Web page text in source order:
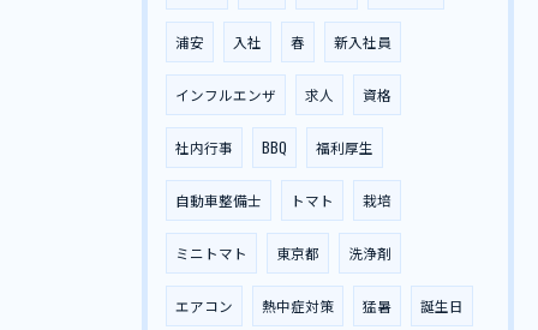
浦安 入社 春 新入社員
インフルエンザ 求人 資格
社内行事 BBQ 福利厚生
自動車整備士 トマト 栽培
ミニトマト 東京都 洗浄剤
エアコン 熱中症対策 猛暑 誕生日